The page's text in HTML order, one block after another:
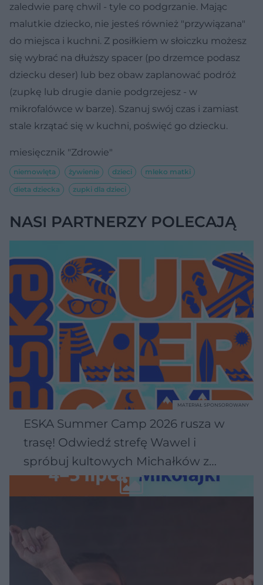
zaledwie parę chwil - tyle co podgrzanie. Mając
malutkie dziecko, nie jesteś również "przywiązana"
do miejsca i kuchni. Z posiłkiem w słoiczku możesz
się wybrać na dłuższy spacer (po drzemce podasz
dziecku deser) lub bez obaw zaplanować podróż
(zupkę lub drugie danie podgrzejesz - w
mikrofalówce w barze). Szanuj swój czas i zamiast
stale krzątać się w kuchni, poświęć go dziecku.
miesięcznik "Zdrowie"
niemowlęta żywienie dzieci
mleko matki
dieta dziecka
zupki dla dzieci
NASI PARTNERZY POLECAJĄ
ESKA Summer Camp 2026 rusza w
trasę! Odwiedź strefę Wawel i
spróbuj kultowych Michałków z
Wawelu
MATERIAŁ SPONSOROWANY